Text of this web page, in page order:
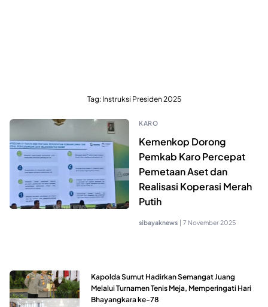
Tag: Instruksi Presiden 2025
KARO
Kemenkop Dorong
Pemkab Karo Percepat
Pemetaan Aset dan
Realisasi Koperasi Merah
Putih
sibayaknews | 7 November 2025
Kapolda Sumut Hadirkan Semangat Juang
Melalui Turnamen Tenis Meja, Memperingati Hari
Bhayangkara ke-78